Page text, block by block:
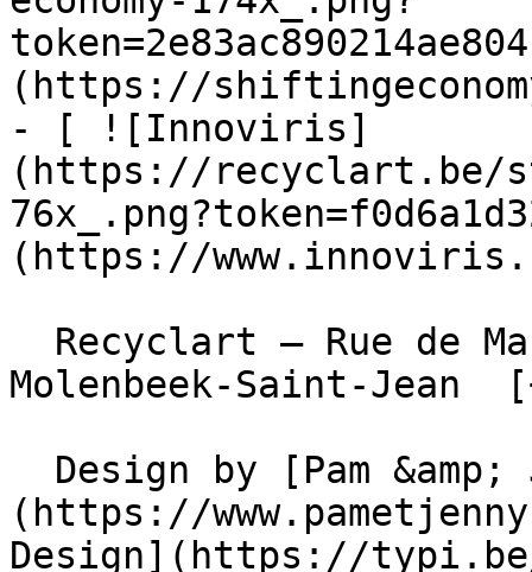
(https://
- [ ![Innoviris]
(https://recyclart.be/
(https://
Molenbeek-Saint-
(https://
Design](https://